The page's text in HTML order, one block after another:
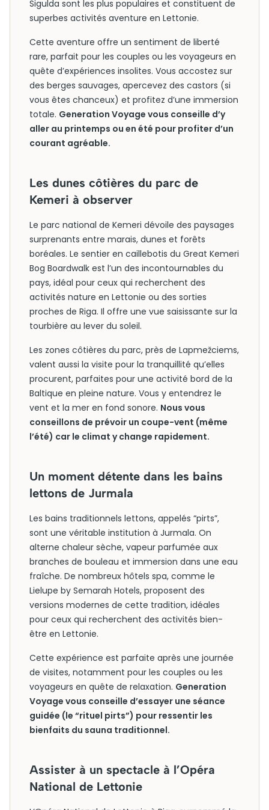
Sigulda sont les plus populaires et constituent de
superbes activités aventure en Lettonie.
Cette aventure offre un sentiment de liberté
rare, parfait pour les couples ou les voyageurs en
quête d’expériences insolites. Vous accostez sur
des berges sauvages, apercevez des castors (si
vous êtes chanceux) et profitez d’une immersion
totale. Generation Voyage vous conseille d’y
aller au printemps ou en été pour profiter d’un
courant agréable.
Les dunes côtières du parc de
Kemeri à observer
Le parc national de Kemeri dévoile des paysages
surprenants entre marais, dunes et forêts
boréales. Le sentier en caillebotis du Great Kemeri
Bog Boardwalk est l’un des incontournables du
pays, idéal pour ceux qui recherchent des
activités nature en Lettonie ou des sorties
proches de Riga. Il offre une vue saisissante sur la
tourbière au lever du soleil.
Les zones côtières du parc, près de Lapmežciems,
valent aussi la visite pour la tranquillité qu’elles
procurent, parfaites pour une activité bord de la
Baltique en pleine nature. Vous y entendrez le
vent et la mer en fond sonore. Nous vous
conseillons de prévoir un coupe-vent (même
l’été) car le climat y change rapidement.
Un moment détente dans les bains
lettons de Jurmala
Les bains traditionnels lettons, appelés “pirts”,
sont une véritable institution à Jurmala. On
alterne chaleur sèche, vapeur parfumée aux
branches de bouleau et immersion dans une eau
fraîche. De nombreux hôtels spa, comme le
Lielupe by Semarah Hotels, proposent des
versions modernes de cette tradition, idéales
pour ceux qui recherchent des activités bien-
être en Lettonie.
Cette expérience est parfaite après une journée
de visites, notamment pour les couples ou les
voyageurs en quête de relaxation. Generation
Voyage vous conseille d’essayer une séance
guidée (le “rituel pirts”) pour ressentir les
bienfaits du sauna traditionnel.
Assister à un spectacle à l’Opéra
National de Lettonie